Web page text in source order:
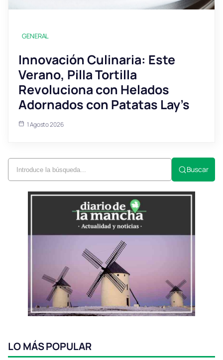
GENERAL
Innovación Culinaria: Este
Verano, Pilla Tortilla
Revoluciona con Helados
Adornados con Patatas Lay’s
1 Agosto 2026
Buscar
LO MÁS POPULAR